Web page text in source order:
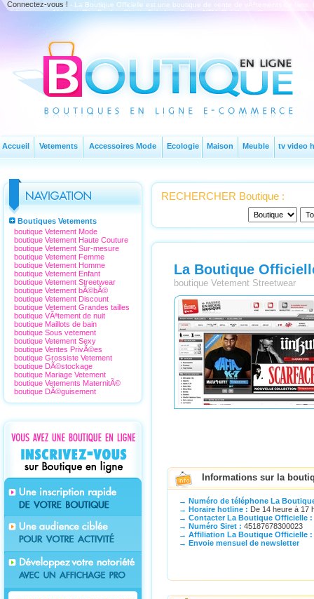
Connectez-vous ! - La Boutique Officielle est une boutique de vente de vÃªtements de
styles comme Africaine City, Booba, Ghetto Fabulous Gang, NTM, Rohff, etc. On peut ainsi
Accueil Vetements Accessoires Mode Ecologie Maison Meuble tv video
Boutiques Vetements
boutique Vetement Mode
boutique Vetement Haute Couture
boutique Vetement Sur-mesure
boutique Vetement Femme
boutique Vetement Homme
boutique Vetement Enfant
boutique Vetement Streetwear
boutique Vetement bÃ©bÃ©
boutique Vetement Discount
boutique Vetement Grandes tailles
boutique VÃªtement de nuit
boutique Maillots de bain
boutique Sous vetement
boutique Vetement Sexy
boutique Ventes PrivÃ©es
boutique Grossiste Vetement
boutique DÃ©stockage
boutique Mariage Vetement
boutique Vetements MaternitÃ©
boutique DÃ©guisement
RECHERCHER Boutique :
La Boutique
boutique Vetement Streetwear
Informations sur la
→ Numéro de téléphone La
→ Horaire hotline : De 14 heure à 17
→ Contacter La Boutique Officielle :
→ Numéro Siret : 45187678300023
→ Affiliation La Boutique Officielle :
→ Envoie mensuel de newsletter